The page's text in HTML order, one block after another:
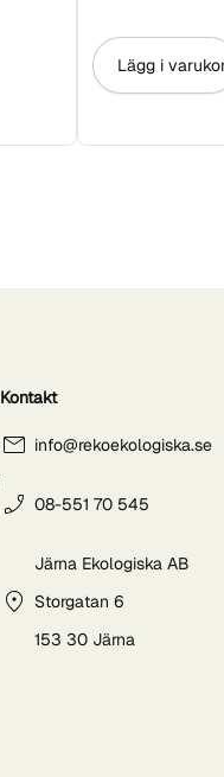
Lägg i
Kontakt
info@rekoekologiska.se
08-551 70 545
Järna Ekologiska AB
Storgatan 6
153 30 Järna